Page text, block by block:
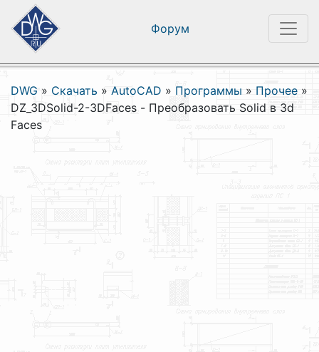
Форум
DWG » Скачать » AutoCAD » Программы » Прочее »
DZ_3DSolid-2-3DFaces - Преобразовать Solid в 3d
Faces